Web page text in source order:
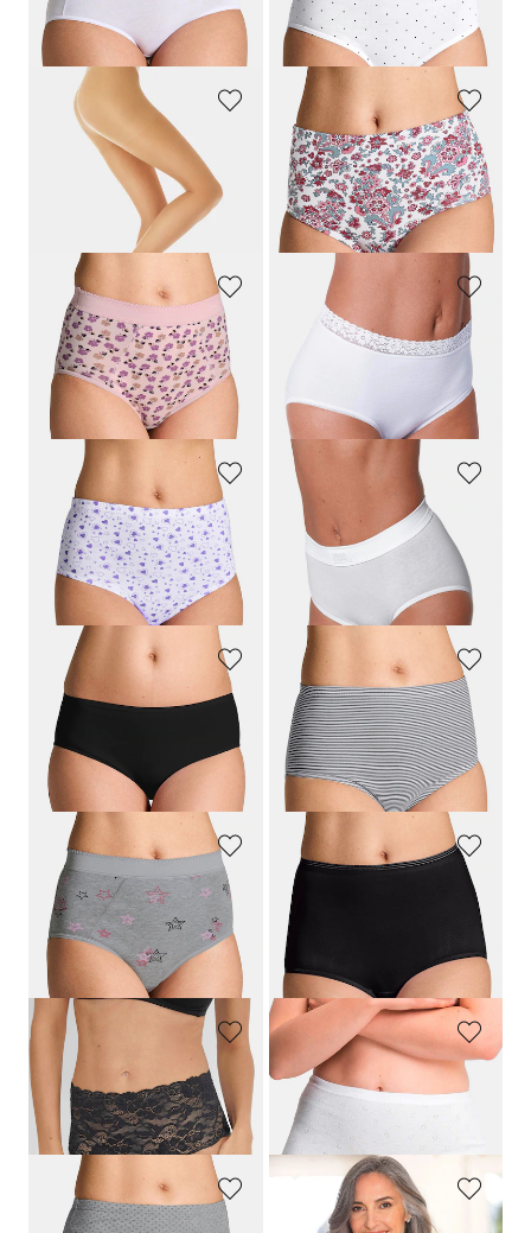
30-Tage-Bestpreis**: 23,96 € (-12%)
5er Pack Feinstrumpfhose 20 DEN
19,95 €
30-Tage-Bestpreis**: 17,96 €
GOLDNER
Baumwoll-Taillenslip im Mehrfachpack
20,97 €29,95 €
30-Tage-Bestpreis**: 23,95 €
GOLDNER
17,47 €34,95 €
30-Tage-Bestpreis**: 20,97 € (-16%)
Taillenslip im 2er-Pack
30-Tage-Bestpreis**: 22,46 € (-11%)
GOLDNER
Baumwoll-Hüftslip im Mehrfachpack
24,47 €34,95 €
30-Tage-Bestpreis**: 27,96 € (-12%)
SLOGGI
Taillenslip im 2er-Pack
27,95 €
NINA V. C.
Hüftslip im 4er-Pack
20,97 €
30-Tage-Bestpreis**: 23,96 € (-12%)
GOLDNER
34,95 €
GOLDNER
17,46 €24,95 €
30-Tage-Bestpreis**: 19,96 € (-12%)
SPEIDEL
Pagenslip im 2er-Pack
15,96 €
30-Tage-Bestpreis**: 19,95 € (-20%)
NINA V. C.
Taillenslip aus Bio-Baumwolle im 2er-Pack
39,95 €
SPEIDEL
Pagenslip im 2er-Pack
19,95 €